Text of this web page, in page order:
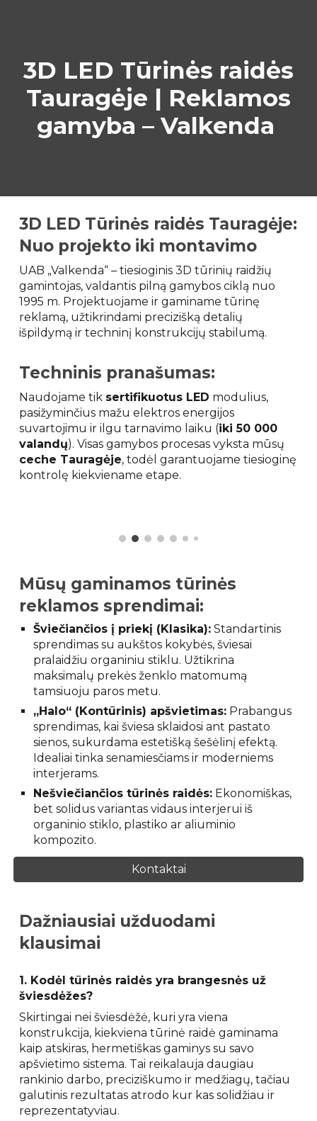
3D LED Tūrinės raidės
Tauragėje | Reklamos
gamyba – Valkenda
3D LED Tūrinės raidės Tauragėje:
Nuo projekto iki montavimo
UAB „Valkenda“ – tiesioginis 3D tūrinių raidžių
gamintojas, valdantis pilną gamybos ciklą nuo
1995 m. Projektuojame ir gaminame tūrinę
reklamą, užtikrindami precizišką detalių
išpildymą ir techninį konstrukcijų stabilumą.
Techninis pranašumas:
Naudojame tik sertifikuotus LED modulius,
pasižyminčius mažu elektros energijos
suvartojimu ir ilgu tarnavimo laiku (iki 50 000
valandų). Visas gamybos procesas vyksta mūsų
ceche Tauragėje, todėl garantuojame tiesioginę
kontrolę kiekviename etape.
Mūsų gaminamos tūrinės
reklamos sprendimai:
Šviečiančios į priekį (Klasika): Standartinis
sprendimas su aukštos kokybės, šviesai
pralaidžiu organiniu stiklu. Užtikrina
maksimalų prekės ženklo matomumą
tamsiuoju paros metu.
„Halo“ (Kontūrinis) apšvietimas: Prabangus
sprendimas, kai šviesa sklaidosi ant pastato
sienos, sukurdama estetišką šešėlinį efektą.
Idealiai tinka senamiesčiams ir moderniems
interjerams.
Nešviečiančios tūrinės raidės: Ekonomiškas,
bet solidus variantas vidaus interjerui iš
organinio stiklo, plastiko ar aliuminio
kompozito.
Kontaktai
Dažniausiai užduodami
klausimai
1. Kodėl tūrinės raidės yra brangesnės už
šviesdėžes?
Skirtingai nei šviesdėžė, kuri yra viena
konstrukcija, kiekviena tūrinė raidė gaminama
kaip atskiras, hermetiškas gaminys su savo
apšvietimo sistema. Tai reikalauja daugiau
rankinio darbo, preciziškumo ir medžiagų, tačiau
galutinis rezultatas atrodo kur kas solidžiau ir
reprezentatyviau.